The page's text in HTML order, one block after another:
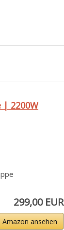
| 2200W
299,00 EUR
Amazon ansehen